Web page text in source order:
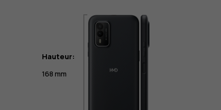
Hauteur:
168 mm